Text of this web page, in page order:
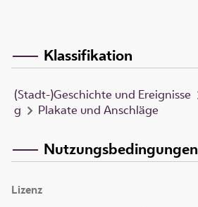
Klassifikation
(Stadt-)Geschichte und Ereignisse
g
Plakate und Anschläge
Nutzungsbedingungen
Lizenz